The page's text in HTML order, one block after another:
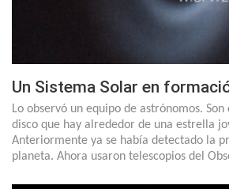
Un Sistema Solar en
Lo observó un equipo de astrónomos. Son
disco que hay alrededor de una estrella
Anteriormente ya se había detectado la
planeta. Ahora usaron telescopios del